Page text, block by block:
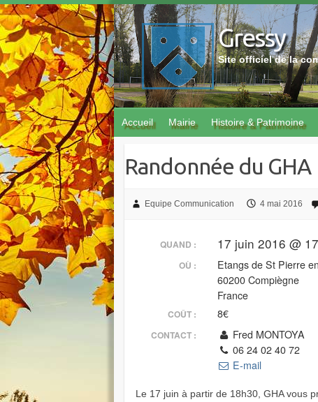
Skip
to
content
Gressy
Site officiel de la
Accueil Mairie Histoire & Patrimoine
Randonnée du GHA
Equipe Communication 4 mai 2016
QUAND : 17 juin 2016 @
OÙ :
Etangs de St Pierre
60200 Compiègne
France
COÛT : 8€
CONTACT :
Fred MONTOYA
06 24 02 40 72
E-mail
Le 17 juin à partir de 18h30, GHA vous